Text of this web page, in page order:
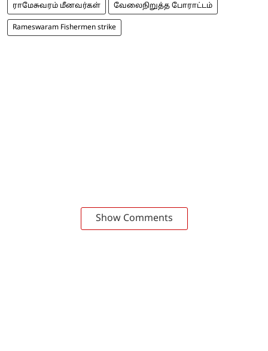
ராமேசுவரம் மீனவர்கள் வேலைநிறுத்த போராட்டம்
Rameswaram Fishermen strike
Show Comments